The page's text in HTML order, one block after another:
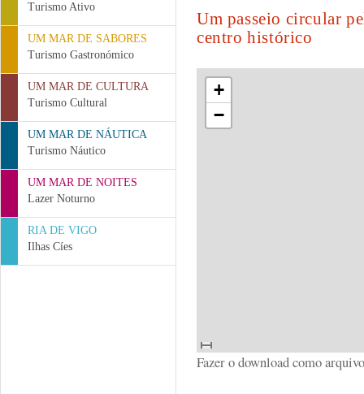
Turismo Ativo
UM MAR DE SABORES
Turismo Gastronómico
UM MAR DE CULTURA
Turismo Cultural
UM MAR DE NÁUTICA
Turismo Náutico
UM MAR DE NOITES
Lazer Noturno
RIA DE VIGO
Ilhas Cíes
Um passeio circular
centro histórico
+
−
Fazer o download como